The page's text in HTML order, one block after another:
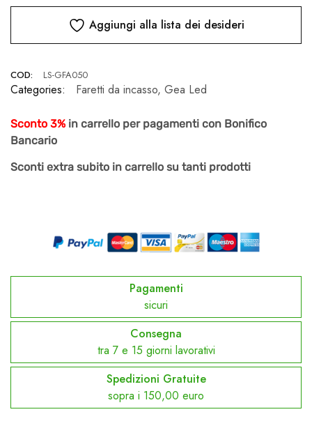
Aggiungi alla lista dei desideri
COD: LS-GFA050
Categories: Faretti da incasso, Gea Led
Sconto 3% in carrello per pagamenti con Bonifico
Bancario
Sconti extra subito in carrello su tanti prodotti
Pagamenti
sicuri
Consegna
tra 7 e 15 giorni lavorativi
Spedizioni Gratuite
sopra i 150,00 euro